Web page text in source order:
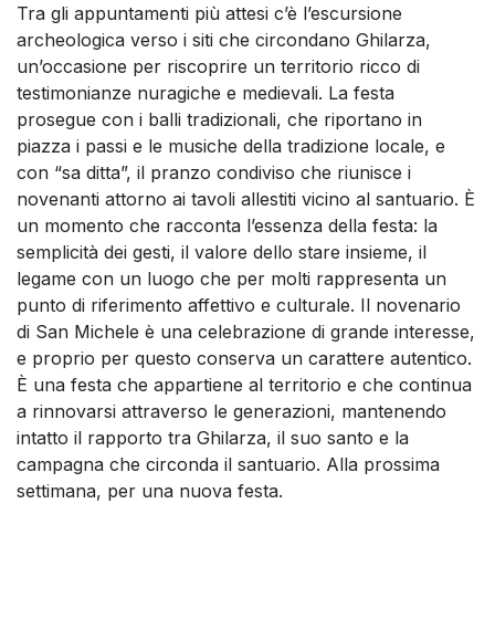
Tra gli appuntamenti più attesi c’è l’escursione
archeologica verso i siti che circondano Ghilarza,
un’occasione per riscoprire un territorio ricco di
testimonianze nuragiche e medievali. La festa
prosegue con i balli tradizionali, che riportano in
piazza i passi e le musiche della tradizione locale, e
con “sa ditta”, il pranzo condiviso che riunisce i
novenanti attorno ai tavoli allestiti vicino al santuario. È
un momento che racconta l’essenza della festa: la
semplicità dei gesti, il valore dello stare insieme, il
legame con un luogo che per molti rappresenta un
punto di riferimento affettivo e culturale. Il novenario
di San Michele è una celebrazione di grande interesse,
e proprio per questo conserva un carattere autentico.
È una festa che appartiene al territorio e che continua
a rinnovarsi attraverso le generazioni, mantenendo
intatto il rapporto tra Ghilarza, il suo santo e la
campagna che circonda il santuario. Alla prossima
settimana, per una nuova festa.